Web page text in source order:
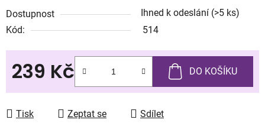
Dostupnost Ihned k odeslání (>5 ks)
Kód:
514
239 Kč DO KOŠÍKU
Tisk Zeptat se Sdílet